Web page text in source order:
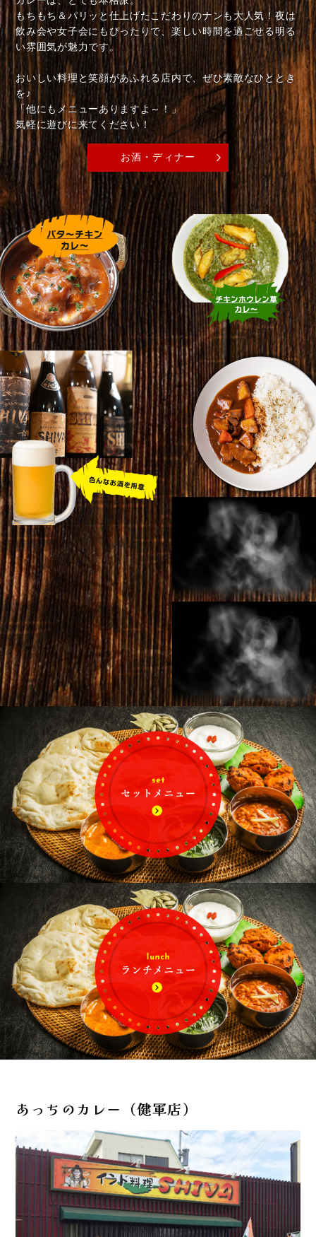
もちもち＆パリッと仕上げたこだわりのナンも大人気！夜は
飲み会や女子会にもぴったりで、楽しい時間を過ごせる明る
い雰囲気が魅力です。
おいしい料理と笑顔があふれる店内で、ぜひ素敵なひととき
を♪
「他にもメニューありますよ～！」
​​​​​​​気軽に遊びに来てください！
お酒・ディナー
あっちのカレー（健軍店）